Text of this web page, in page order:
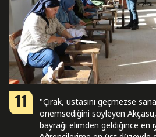
11
"Çırak, ustasını geçmezse
önemsediğini söyleyen
bayrağı elimden geldiğince en